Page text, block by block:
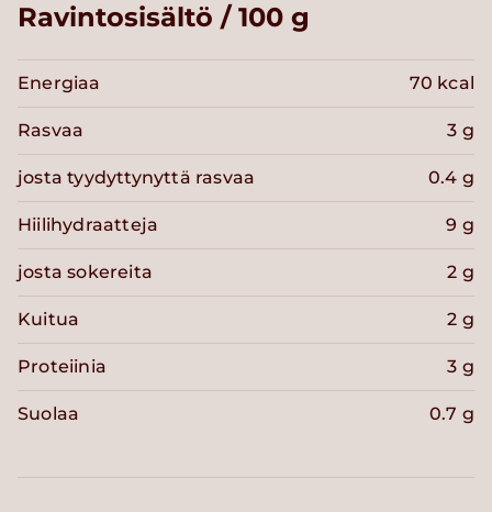
Ravintosisältö / 100 g
Energiaa 70 kcal
Rasvaa 3 g
josta tyydyttynyttä rasvaa 0.4 g
Hiilihydraatteja 9 g
josta sokereita 2 g
Kuitua 2 g
Proteiinia 3 g
Suolaa 0.7 g